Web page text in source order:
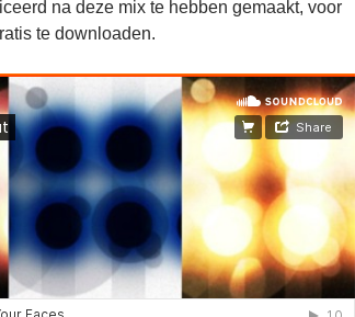
na deze mix te hebben gemaakt, voor
te downloaden.